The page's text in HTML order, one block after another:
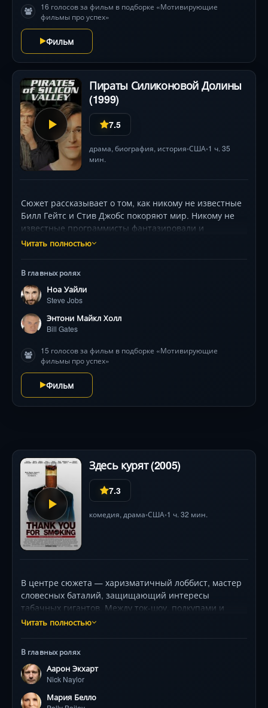
16 голосов за фильм в подборке «Мотивирующие
фильмы про успех»
Фильм
Пираты Силиконовой Долины
(1999)
7.5
драма, биография, история•США•1 ч. 35
мин.
Сюжет рассказывает о том, как никому не известные
Билл Гейтс и Стив Джобс покоряют мир. Никому не
известные программисты фантазировали и
изобретали на заре восьмидесятых в душных и
заговорит весь мир. Спустя несколько лет мечты
стали воплощаться в жизнь. Фантазёры стали
миллиардерами и основали собственные империи.
Читать полностью
В главных ролях
Ноа Уайли
Steve Jobs
Энтони Майкл Холл
Bill Gates
15 голосов за фильм в подборке «Мотивирующие
фильмы про успех»
Фильм
Здесь курят (2005)
7.3
комедия, драма•США•1 ч. 32 мин.
В центре сюжета — харизматичный лоббист, мастер
словесных баталий, защищающий интересы
табачных гигантов. Между ток-шоу, подкупами и
встречами с «коллегами по цеху» он пытается быть
готова на всё ради сенсации. Ироничная сатира с
блистательным Аароном Экхартом .
Читать полностью
В главных ролях
Аарон Экхарт
Nick Naylor
Мария Белло